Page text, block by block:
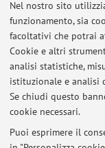
Nel nostro sito
funzionamento, sia
facoltativi che potrai
Cookie e altri
analisi statistiche,
istituzionale e analisi
Se chiudi questo
cookie necessari.
Puoi esprimere il
E-mail:
Dipartimento di
Via Gobetti 85,